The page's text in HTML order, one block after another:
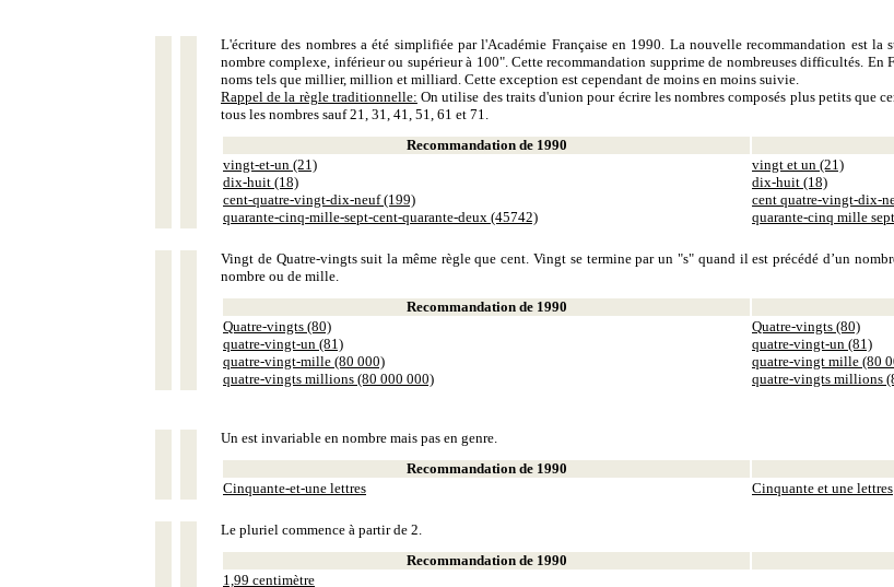
L'écriture des nombres a été simplifiée par l'Académie Française en 1990. La nouvelle recommandation est
nombre complexe, inférieur ou supérieur à 100". Cette recommandation supprime de nombreuses difficultés. En
noms tels que millier, million et milliard. Cette exception est cependant de moins en moins suivie.
Rappel de la règle traditionnelle: On utilise des traits d'union pour écrire les nombres composés plus petits que
tous les nombres sauf 21, 31, 41, 51, 61 et 71.
Recommandation de 1990
vingt-et-un (21)
dix-huit (18)
cent-quatre-vingt-dix-neuf (199)
quarante-cinq-mille-sept-cent-quarante-deux (45742)
vingt et un (21)
dix-huit (18)
cent quatre-vingt-dix-
quarante-cinq mille
Vingt de Quatre-vingts suit la même règle que cent. Vingt se termine par un "s" quand il est précédé d’un
nombre ou de mille.
Recommandation de 1990
Quatre-vingts (80)
quatre-vingt-un (81)
quatre-vingt-mille (80 000)
quatre-vingts millions (80 000 000)
Quatre-vingts (80)
quatre-vingt-un (81)
quatre-vingt mille (80
quatre-vingts millions
Un est invariable en nombre mais pas en genre.
Recommandation de 1990
Cinquante-et-une lettres
Cinquante et une lettres
Le pluriel commence à partir de 2.
Recommandation de 1990
1,99 centimètre